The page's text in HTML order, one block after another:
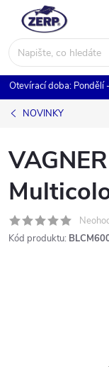
obsah
Otevírací doba:
NOVINKY
Kód produktu: